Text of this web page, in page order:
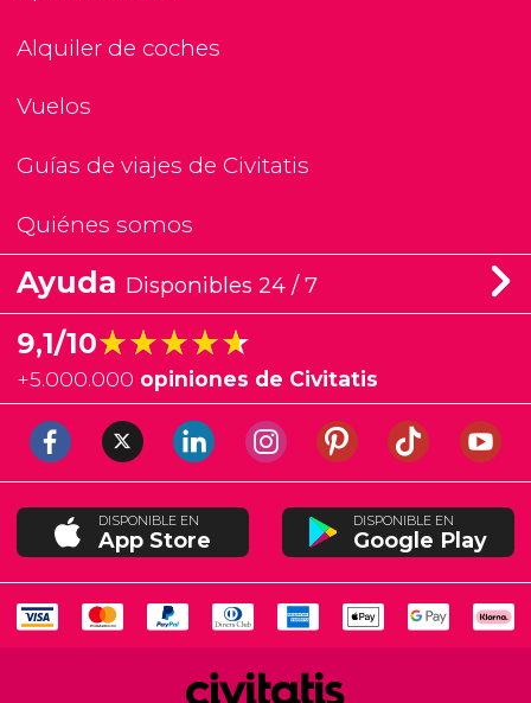
Alquiler de coches
Vuelos
Guías de viajes de Civitatis
Quiénes somos
Ayuda Disponibles 24 / 7
9,1/10★★★★★
★★★★★
+5.000.000 opiniones de Civitatis
DISPONIBLE EN
App Store
DISPONIBLE EN
Google Play